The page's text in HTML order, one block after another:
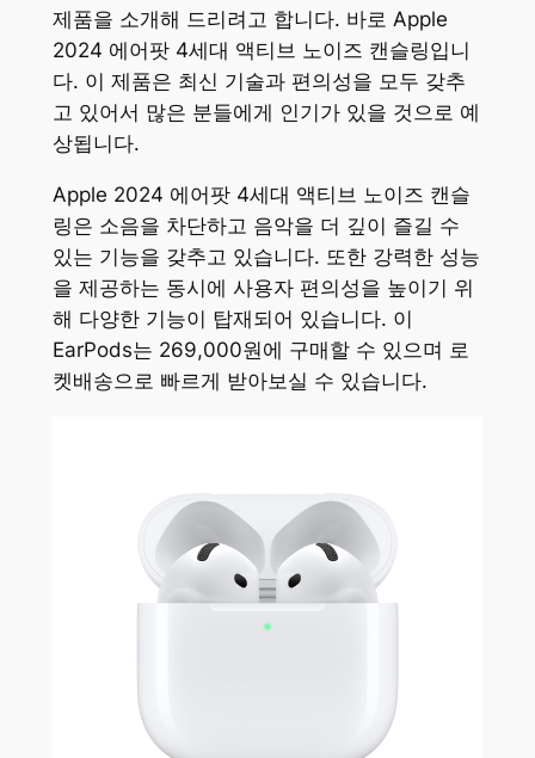
제품을 소개해 드리려고 합니다. 바로 Apple
2024 에어팟 4세대 액티브 노이즈 캔슬링입니
다. 이 제품은 최신 기술과 편의성을 모두 갖추
고 있어서 많은 분들에게 인기가 있을 것으로 예
상됩니다.
Apple 2024 에어팟 4세대 액티브 노이즈 캔슬
링은 소음을 차단하고 음악을 더 깊이 즐길 수
있는 기능을 갖추고 있습니다. 또한 강력한 성능
을 제공하는 동시에 사용자 편의성을 높이기 위
해 다양한 기능이 탑재되어 있습니다. 이
EarPods는 269,000원에 구매할 수 있으며 로
켓배송으로 빠르게 받아보실 수 있습니다.